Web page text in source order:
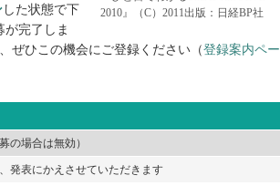
2010』（C）2011出版：日経BP社
した状態で下
完了しま
ぜひこの機会にご登録ください（登録案内ペー
の場合は無効）
発表にかえさせていただきます